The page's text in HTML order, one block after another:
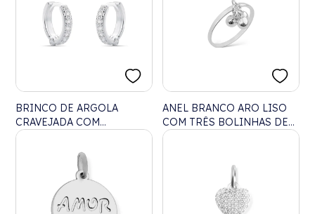
BRINCO DE ARGOLA
CRAVEJADA COM
ZIRCÔNIA BRANCA
ANEL BRANCO ARO LISO
COM TRÊS BOLINHAS DE
PRATA